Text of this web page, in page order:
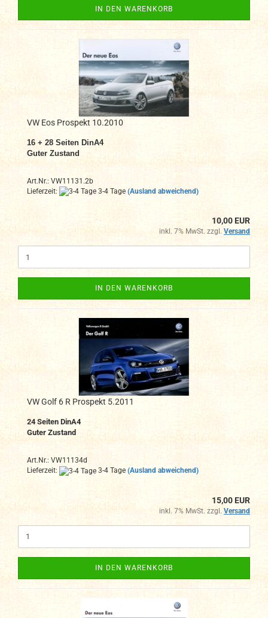
IN DEN WARENKORB
VW Eos Prospekt 10.2010
16 + 28 Seiten DinA4
Guter Zustand
Art.Nr.: VW11131.2b
Lieferzeit:
3-4 Tage (Ausland abweichend)
10,00 EUR
inkl. 7% MwSt. zzgl. Versand
IN DEN WARENKORB
VW Golf 6 R Prospekt 5.2011
24 Seiten DinA4
Guter Zustand
Art.Nr.: VW11134d
Lieferzeit:
3-4 Tage (Ausland abweichend)
15,00 EUR
inkl. 7% MwSt. zzgl. Versand
IN DEN WARENKORB